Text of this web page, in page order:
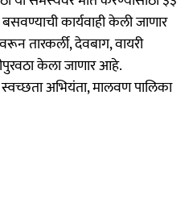
कार्यवाही केली जाणार
तारकर्ली, देवबाग, वायरी
केला जाणार आहे.
अभियंता, मालवण पालिका